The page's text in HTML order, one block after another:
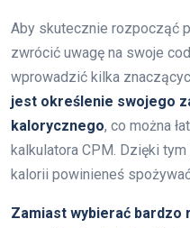
Aby skutecznie rozpocząć
zwrócić uwagę na swoje
wprowadzić kilka
jest określenie swojego
kalorycznego, co można
kalkulatora CPM. Dzięki
kalorii powinieneś
Zamiast wybierać bardzo